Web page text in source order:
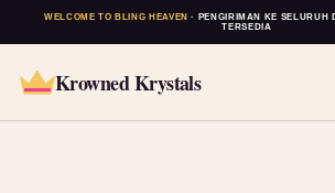
WELCOME TO BLING HEAVEN · PENGIRIMAN KE SELURUH
TERSEDIA
Krowned Krystals